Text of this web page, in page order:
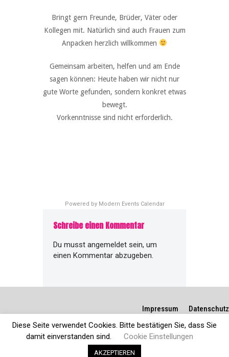
Bringt gern Freunde, Brüder, Väter oder
Kollegen mit. Natürlich sind auch Frauen zum
Anpacken herzlich willkommen
Gemeinsam arbeiten, helfen und am Ende
sagen können: Heute haben wir nicht nur
gute Worte gefunden, sondern konkret etwas
bewegt.
Vorkenntnisse sind nicht erforderlich.
Powered by Modern Events Calendar
Schreibe einen Kommentar
Du musst angemeldet sein, um
einen Kommentar abzugeben.
Impressum Datenschutz
Diese Seite verwendet Cookies. Bitte bestätigen Sie, dass Sie
damit einverstanden sind.
Cookie Einstellungen
AKZEPTIEREN